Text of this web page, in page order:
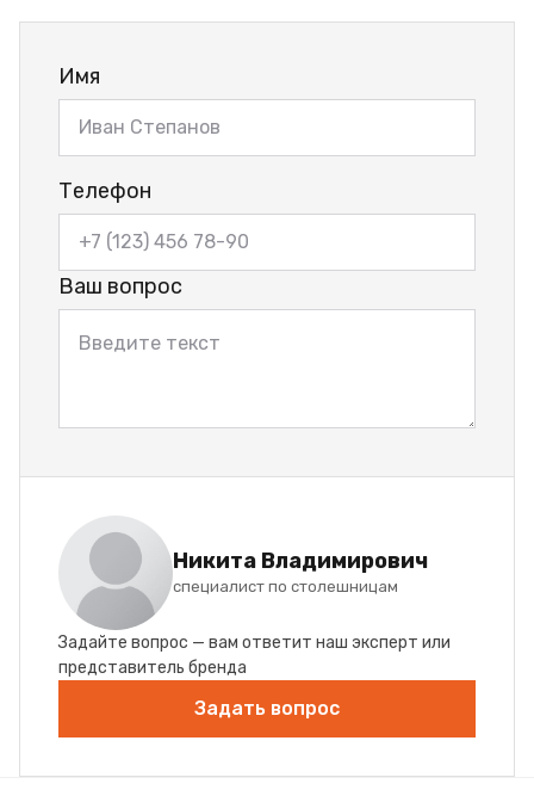
Имя
Телефон
Ваш вопрос
Никита Владимирович
специалист по столешницам
Задайте вопрос — вам ответит наш эксперт или
представитель бренда
Задать вопрос